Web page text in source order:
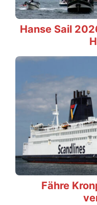
Hanse Sail
Fähre